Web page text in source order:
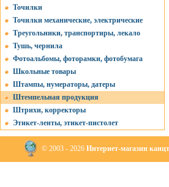
Точилки
Точилки механические, электрические
Треугольники, транспортиры, лекало
Тушь, чернила
Фотоальбомы, фоторамки, фотобумага
Школьные товары
Штампы, нумераторы, датеры
Штемпельная продукция
Штрихи, корректоры
Этикет-ленты, этикет-пистолет
© 2003 - 2026 Интернет-магазин